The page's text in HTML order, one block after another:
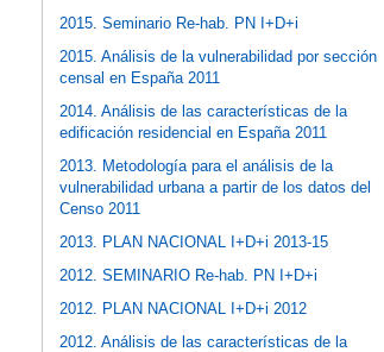
2015. Seminario Re-hab. PN I+D+i
2015. Análisis de la vulnerabilidad por sección
censal en España 2011
2014. Análisis de las características de la
edificación residencial en España 2011
2013. Metodología para el análisis de la
vulnerabilidad urbana a partir de los datos del
Censo 2011
2013. PLAN NACIONAL I+D+i 2013-15
2012. SEMINARIO Re-hab. PN I+D+i
2012. PLAN NACIONAL I+D+i 2012
2012. Análisis de las características de la